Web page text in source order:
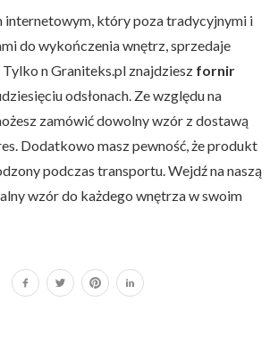
internetowym, który poza tradycyjnymi i
do wykończenia wnętrz, sprzedaje
. Tylko n Graniteks.pl znajdziesz fornir
odsłonach. Ze względu na
zamówić dowolny wzór z dostawą
Dodatkowo masz pewność, że produkt
podczas transportu. Wejdź na naszą
wzór do każdego wnętrza w swoim